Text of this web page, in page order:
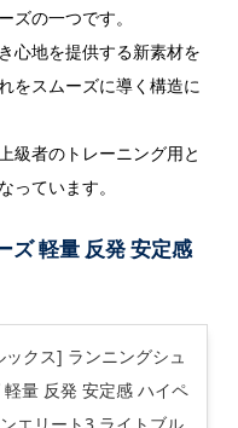
ズの一つです。
心地を提供する新素材を
をスムーズに導く構造に
級者のトレーニング用と
っています。
ズ 軽量 反発 安定感
ックス] ランニングシュ
軽量 反発 安定感 ハイペ
エリート3 ライトブル